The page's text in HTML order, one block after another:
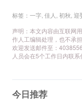
标签： 一字 佳人 初秋 迎
声明：本文内容由互联网
作人工编辑处理，也不承
欢迎发送邮件至：
人员会在5个工作日内联
今日推荐